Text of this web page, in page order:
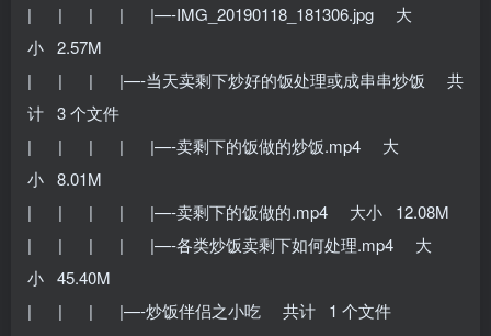
| | | | |—-IMG_20190118_181306.jpg 大
小 2.57M
| | | |—-当天卖剩下炒好的饭处理或成串串炒饭 共
计 3 个文件
| | | | |—-卖剩下的饭做的炒饭.mp4 大
小 8.01M
| | | | |—-卖剩下的饭做的.mp4 大小 12.08M
| | | | |—-各类炒饭卖剩下如何处理.mp4 大
小 45.40M
| | | |—-炒饭伴侣之小吃 共计 1 个文件